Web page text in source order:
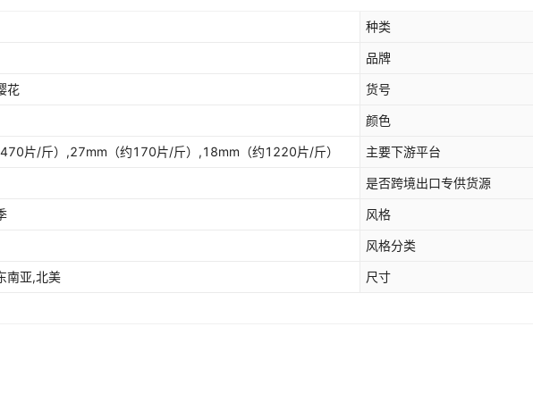
种类
品牌
花 货号
颜色
片/斤）,27mm（约170片/斤）,18mm（约1220片/斤） 主要下游平台
是否跨境出口专供货源
风格
风格分类
南亚,北美 尺寸